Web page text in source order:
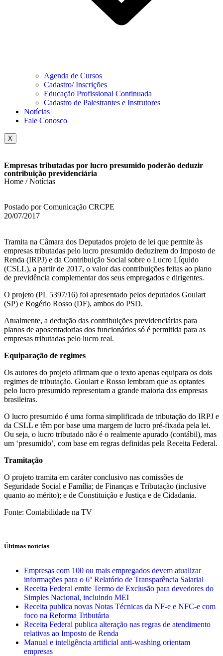
Agenda de Cursos
Cadastro/ Inscrições
Educação Profissional Continuada
Cadastro de Palestrantes e Instrutores
Notícias
Fale Conosco
X
Empresas tributadas por lucro presumido poderão deduzir
contribuição previdenciária
Home / Notícias
Postado por Comunicação CRCPE
20/07/2017
Tramita na Câmara dos Deputados projeto de lei que permite às
empresas tributadas pelo lucro presumido deduzirem do Imposto de
Renda (IRPJ) e da Contribuição Social sobre o Lucro Líquido
(CSLL), a partir de 2017, o valor das contribuições feitas ao plano
de previdência complementar dos seus empregados e dirigentes.
O projeto (PL 5397/16) foi apresentado pelos deputados Goulart
(SP) e Rogério Rosso (DF), ambos do PSD.
Atualmente, a dedução das contribuições previdenciárias para
planos de aposentadorias dos funcionários só é permitida para as
empresas tributadas pelo lucro real.
Equiparação de regimes
Os autores do projeto afirmam que o texto apenas equipara os dois
regimes de tributação. Goulart e Rosso lembram que as optantes
pelo lucro presumido representam a grande maioria das empresas
brasileiras.
O lucro presumido é uma forma simplificada de tributação do IRPJ e
da CSLL e têm por base uma margem de lucro pré-fixada pela lei.
Ou seja, o lucro tributado não é o realmente apurado (contábil), mas
um ‘presumido’, com base em regras definidas pela Receita Federal.
Tramitação
O projeto tramita em caráter conclusivo nas comissões de
Seguridade Social e Família; de Finanças e Tributação (inclusive
quanto ao mérito); e de Constituição e Justiça e de Cidadania.
Fonte: Contabilidade na TV
Últimas notícias
Empresas com 100 ou mais empregados devem atualizar
informações para o 6º Relatório de Transparência Salarial
Receita Federal emite Termo de Exclusão para devedores do
Simples Nacional, incluindo MEI
Receita publica novas Notas Técnicas da NF-e e NFC-e com
foco na Reforma Tributária
Receita Federal publica alteração nas regras de atendimento
relativas ao Imposto de Renda
Manual e inteligência artificial anti-washing orientam
empresas